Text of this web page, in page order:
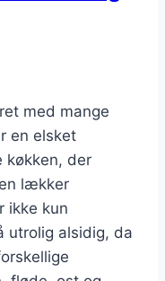
med mange
en elsket
køkken, der
lækker
ikke kun
utrolig alsidig, da